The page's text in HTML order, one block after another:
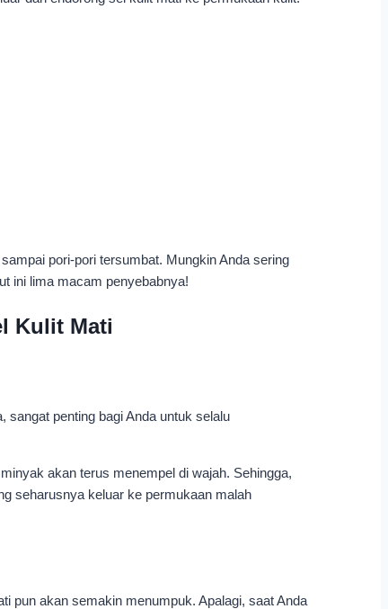
pori-pori tersumbat. Mungkin Anda sering
ini lima macam penyebabnya!
penting bagi Anda untuk selalu
akan terus menempel di wajah. Sehingga,
seharusnya keluar ke permukaan malah
pun akan semakin menumpuk. Apalagi, saat Anda